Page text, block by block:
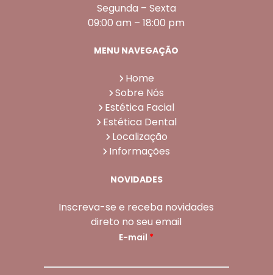
Segunda – Sexta
09:00 am – 18:00 pm
MENU NAVEGAÇÃO
Home
Sobre Nós
Estética Facial
Estética Dental
Localização
Informações
NOVIDADES
Inscreva-se e receba novidades
direto no seu email
E-mail *